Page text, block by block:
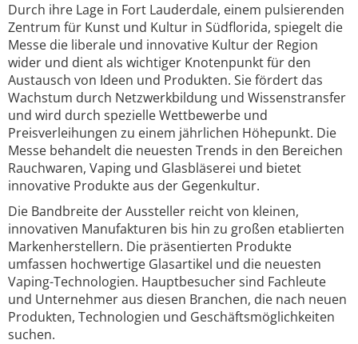
Durch ihre Lage in Fort Lauderdale, einem pulsierenden
Zentrum für Kunst und Kultur in Südflorida, spiegelt die
Messe die liberale und innovative Kultur der Region
wider und dient als wichtiger Knotenpunkt für den
Austausch von Ideen und Produkten. Sie fördert das
Wachstum durch Netzwerkbildung und Wissenstransfer
und wird durch spezielle Wettbewerbe und
Preisverleihungen zu einem jährlichen Höhepunkt. Die
Messe behandelt die neuesten Trends in den Bereichen
Rauchwaren, Vaping und Glasbläserei und bietet
innovative Produkte aus der Gegenkultur.
Die Bandbreite der Aussteller reicht von kleinen,
innovativen Manufakturen bis hin zu großen etablierten
Markenherstellern. Die präsentierten Produkte
umfassen hochwertige Glasartikel und die neuesten
Vaping-Technologien. Hauptbesucher sind Fachleute
und Unternehmer aus diesen Branchen, die nach neuen
Produkten, Technologien und Geschäftsmöglichkeiten
suchen.